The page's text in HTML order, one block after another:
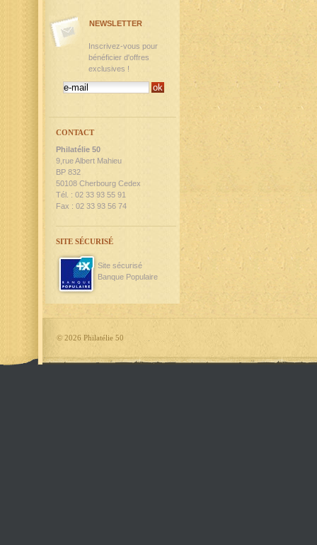
NEWSLETTER
Inscrivez-vous pour
bénéficier d'offres
exclusives !
CONTACT
Philatélie 50
9,rue Albert Mahieu
BP 832
50108 Cherbourg Cedex
Tél. : 02 33 93 55 91
Fax : 02 33 93 56 74
SITE SÉCURISÉ
Site sécurisé
Banque Populaire
© 2026 Philatélie 50